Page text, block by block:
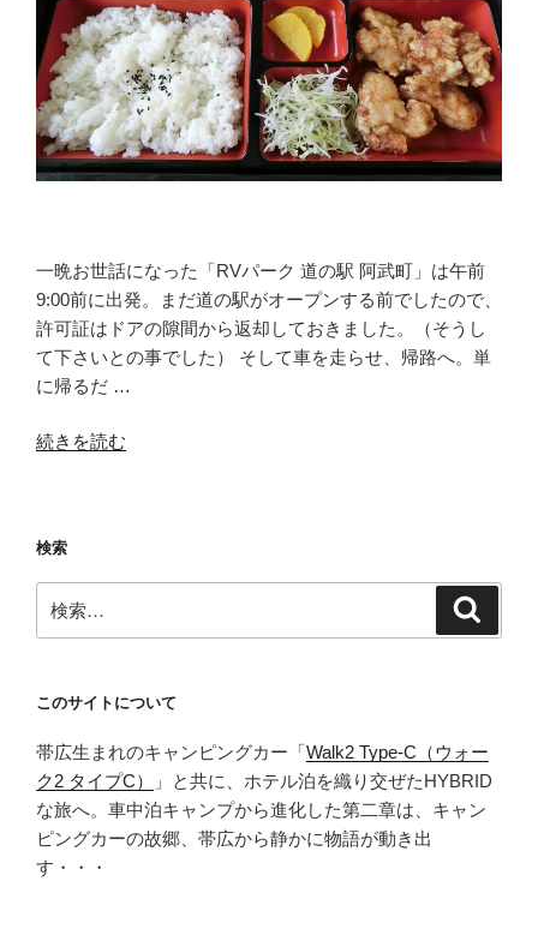
一晩お世話になった「RVパーク 道の駅 阿武町」は午前
9:00前に出発。まだ道の駅がオープンする前でしたので、
許可証はドアの隙間から返却しておきました。（そうし
て下さいとの事でした） そして車を走らせ、帰路へ。単
に帰るだ …
“リ
ブ
ル
で
美
手
り
の
味
「ご
は
続きを読む
検索
索:
このサイトについて
帯広生まれのキャンピングカー「Walk2 Type‑C（ウォー
ク2 タイプC）
」と共に、ホテル泊を織り交ぜたHYBRID
な旅へ。車中泊キャンプから進化した第二章は、キャン
ピングカーの故郷、帯広から静かに物語が動き出
す・・・